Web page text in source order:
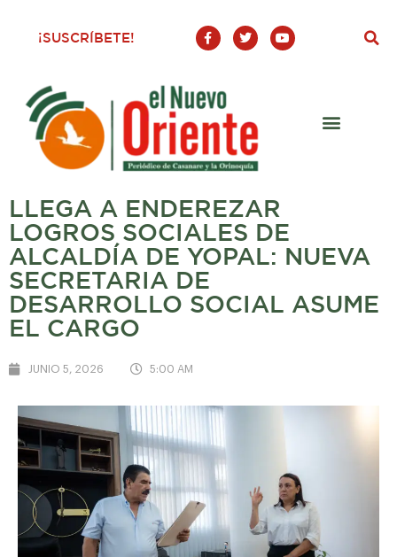
¡SUSCRÍBETE!
F
a
c
o
o
-
T
w
i
Y
o
u
LLEGA A ENDEREZAR
LOGROS SOCIALES DE
ALCALDÍA DE YOPAL: NUEVA
SECRETARIA DE
DESARROLLO SOCIAL ASUME
EL CARGO
JUNIO 5, 2026 5:00 AM